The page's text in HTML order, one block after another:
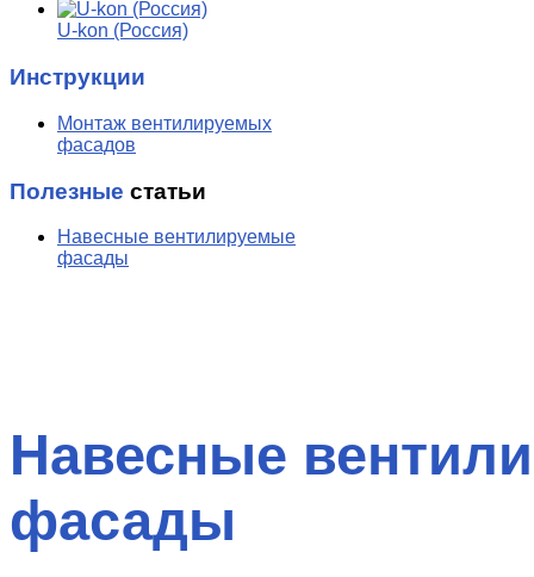
U-kon (Россия)
Инструкции
Монтаж вентилируемых
фасадов
Полезные статьи
Навесные вентилируемые
фасады
Навесные
фасады